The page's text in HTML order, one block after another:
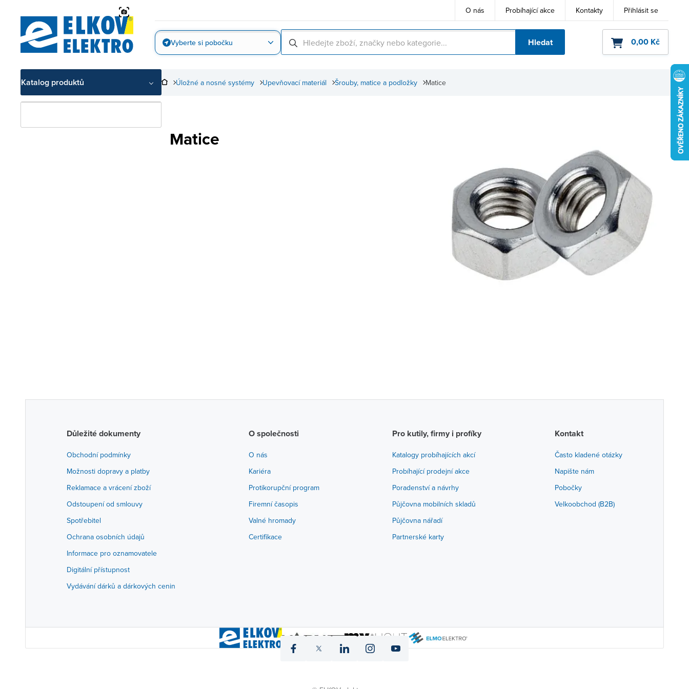
O nás Probíhající akce Kontakty Přihlásit se
Vyberte si pobočku Hledat 0,00 Kč
Katalog produktů Matice
Šrouby, matice a podložky
Upevňovací materiál
Úložné a nosné systémy
Matice
Důležité dokumenty
Obchodní podmínky
Možnosti dopravy a platby
Reklamace a vrácení zboží
Odstoupení od smlouvy
Spotřebitel
Ochrana osobních údajů
Informace pro oznamovatele
Digitální přístupnost
Vydávání dárků a dárkových cenin
O společnosti
O nás
Kariéra
Protikorupční program
Firemní časopis
Valné hromady
Certifikace
Pro kutily, firmy i profíky
Katalogy probíhajících akcí
Probíhající prodejní akce
Poradenství a návrhy
Půjčovna mobilních skladů
Půjčovna nářadí
Partnerské karty
Kontakt
Často kladené otázky
Napište nám
Pobočky
Velkoobchod (B2B)
icon
icon
icon
icon
icon